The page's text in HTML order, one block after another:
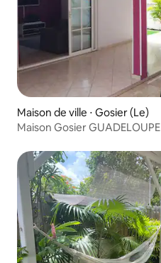
Maison de ville ⋅ Gosier (Le)
Maison Gosier GUADELOUPE